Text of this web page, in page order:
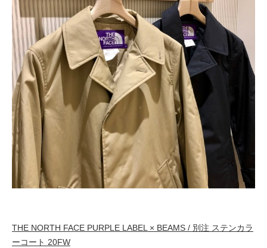
THE NORTH FACE PURPLE LABEL × BEAMS / 別注 ステンカラ
ーコート 20FW